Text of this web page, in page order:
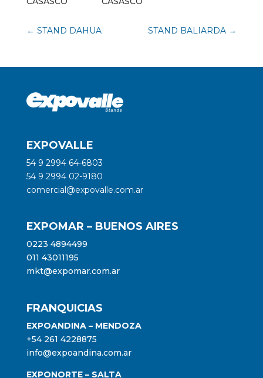
← STAND DAHUA STAND BALIARDA →
EXPOVALLE
54 9 2994 64-6803
54 9 2994 02-9180
comercial@expovalle.com.ar
EXPOMAR – BUENOS AIRES
0223 4894499
011 43011195
mkt@expomar.com.ar
FRANQUICIAS
EXPOANDINA – MENDOZA
+54 261 4228875
info@expoandina.com.ar
EXPONORTE – SALTA